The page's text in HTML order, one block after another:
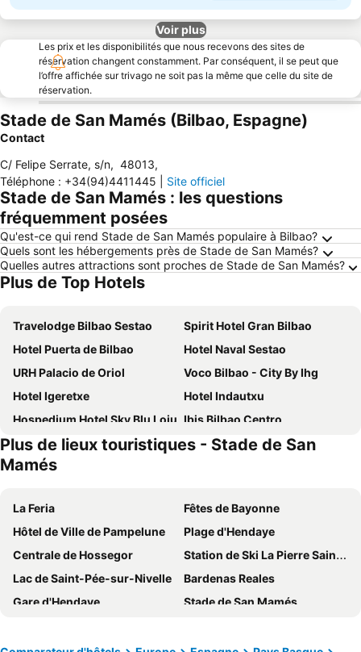
Voir plus
Les prix et les disponibilités que nous recevons des sites de
réservation changent constamment. Par conséquent, il se peut que
l’offre affichée sur trivago ne soit pas la même que celle du site de
réservation.
Stade de San Mamés (Bilbao, Espagne)
Contact
C/ Felipe Serrate, s/n, 48013,
Téléphone : +34(94)4411445 Site officiel
Stade de San Mamés : les questions
fréquemment posées
Qu'est-ce qui rend Stade de San Mamés populaire à Bilbao?
Quels sont les hébergements près de Stade de San Mamés?
Quelles autres attractions sont proches de Stade de San Mamés?
Plus de Top Hotels
Travelodge Bilbao Sestao
Spirit Hotel Gran Bilbao
Hotel Puerta de Bilbao
Hotel Naval Sestao
URH Palacio de Oriol
Voco Bilbao - City By Ihg
Hotel Igeretxe
Hotel Indautxu
Hospedium Hotel Sky Blu Loiu Ibis Bilbao Centro
Ibis Budget Bilbao Barakaldo
Ibis Budget Bilbao Arrigorriaga
Hotel Abando
Puente Colgante Boutique Hotel
Holiday Inn Express Bilbao By Ihg
Guggenheim Riverview 5 Bedrooms
Hotel Ilunion Bilbao
Basque Boutique
Silken Sirimiri
Hospedium Hotel Sky Blu Sondika
Axel Hotel Bilbao - Adults Only
Hotel Boutique Bahía de Plentzia
Hotel Ilunion San Mamés
Plus de lieux touristiques - Stade de San
Mamés
La Feria
Fêtes de Bayonne
Hôtel de Ville de Pampelune
Plage d'Hendaye
Centrale de Hossegor
Station de Ski La Pierre Saint-Martin
Lac de Saint-Pée-sur-Nivelle
Bardenas Reales
Gare d'Hendaye
Stade de San Mamés
Aéroport de Biarritz Pays Basque
Plage centrale